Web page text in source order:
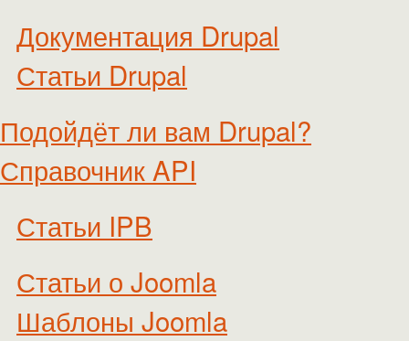
Документация Drupal
Статьи Drupal
Подойдёт ли вам Drupal?
Справочник API
Статьи IPB
Статьи о Joomla
Шаблоны Joomla